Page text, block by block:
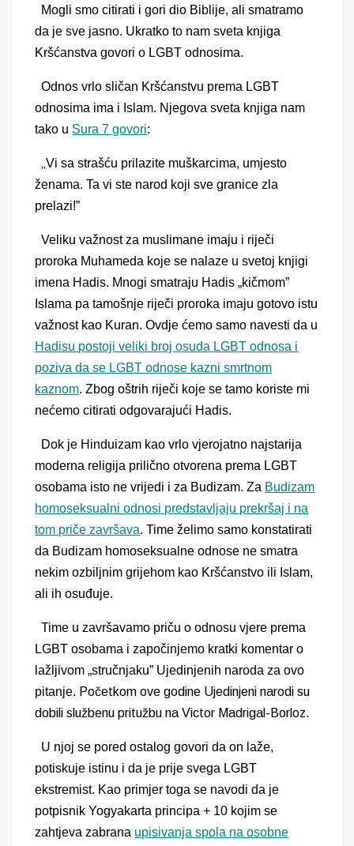
Mogli smo citirati i gori dio Biblije, ali smatramo
da je sve jasno. Ukratko to nam sveta knjiga
Kršćanstva govori o LGBT odnosima.
Odnos vrlo sličan Kršćanstvu prema LGBT
odnosima ima i Islam. Njegova sveta knjiga nam
tako u Sura 7 govori:
„Vi sa strašću prilazite muškarcima, umjesto
ženama. Ta vi ste narod koji sve granice zla
prelazi!”
Veliku važnost za muslimane imaju i riječi
proroka Muhameda koje se nalaze u svetoj knjigi
imena Hadis. Mnogi smatraju Hadis „kičmom”
Islama pa tamošnje riječi proroka imaju gotovo istu
važnost kao Kuran.Ovdje ćemo samo navesti da u
Hadisu postoji veliki broj osuda LGBT odnosa i
poziva da se LGBT odnose kazni smrtnom
kaznom. Zbog oštrih riječi koje se tamo koriste mi
nećemo citirati odgovarajući Hadis.
Dok je Hinduizam kao vrlo vjerojatno najstarija
moderna religija prilično otvorena prema LGBT
osobama isto ne vrijedi i za Budizam. Za Budizam
homoseksualni odnosi predstavljaju prekršaj i na
tom priče završava. Time želimo samo konstatirati
da Budizam homoseksualne odnose ne smatra
nekim ozbiljnim grijehom kao Kršćanstvo ili Islam,
ali ih osuđuje.
Time u završavamo priču o odnosu vjere prema
LGBT osobama i započinjemo kratki komentar o
lažljivom „stručnjaku” Ujedinjenih naroda za ovo
pitanje. Početkom ove godine Ujedinjeni narodi su
dobili službenu pritužbu naVictor Madrigal-Borloz.
U njoj se pored ostalog govori da on laže,
potiskuje istinu i da je prije svega LGBT
ekstremist. Kao primjer toga se navodi da je
potpisnik Yogyakarta principa + 10 kojim se
zahtjeva zabrana upisivanja spola na osobne